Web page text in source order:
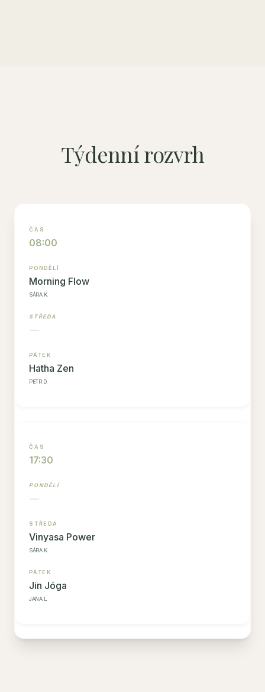
Týdenní rozvrh
08:00
Morning Flow
SÁRA K.
—
Hatha Zen
PETR D.
17:30
—
Vinyasa Power
SÁRA K.
Jin Jóga
JANA L.